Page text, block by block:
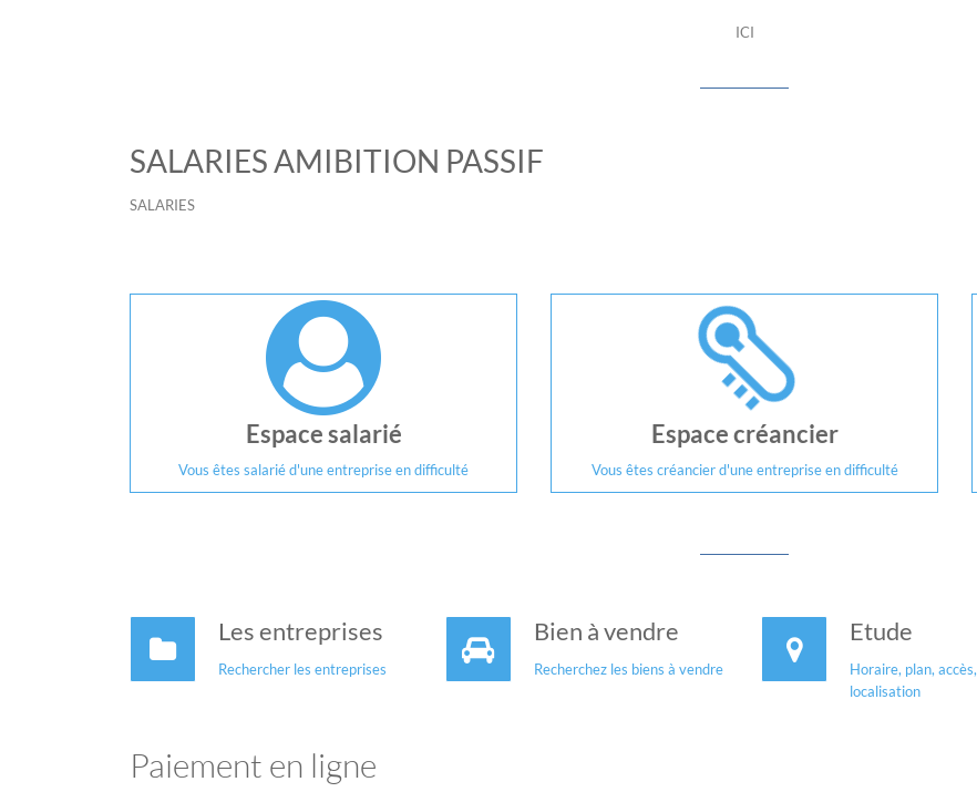
ICI
SALARIES AMIBITION PASSIF
SALARIES
Espace salarié
Vous êtes salarié d'une entreprise en difficulté
Espace créancier
Vous êtes créancier d'une entreprise en difficulté
Les entreprises
Rechercher les entreprises
Bien à vendre
Recherchez les biens à vendre
Etude
Horaire, plan, accès,
localisation
Paiement en ligne